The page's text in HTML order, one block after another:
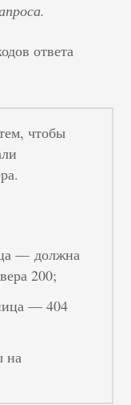
ответа
чтобы
— должна
200;
— 404
на